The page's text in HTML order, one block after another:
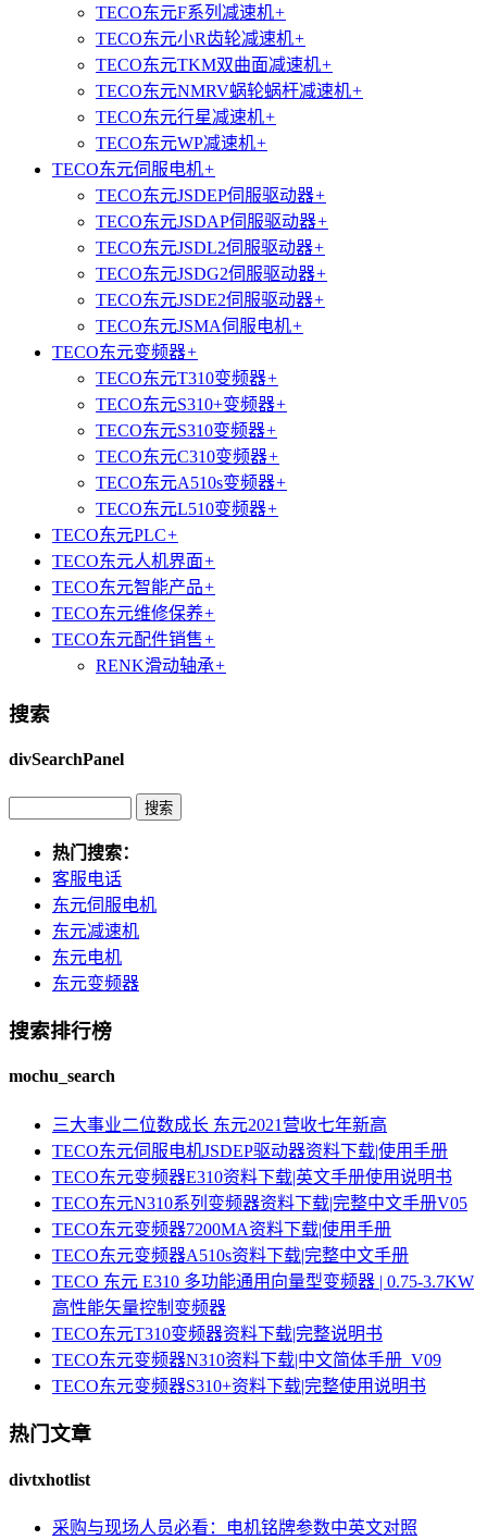
TECO东元F系列减速机+
TECO东元小R齿轮减速机+
TECO东元TKM双曲面减速机+
TECO东元NMRV蜗轮蜗杆减速机+
TECO东元行星减速机+
TECO东元WP减速机+
TECO东元伺服电机+
TECO东元JSDEP伺服驱动器+
TECO东元JSDAP伺服驱动器+
TECO东元JSDL2伺服驱动器+
TECO东元JSDG2伺服驱动器+
TECO东元JSDE2伺服驱动器+
TECO东元JSMA伺服电机+
TECO东元变频器+
TECO东元T310变频器+
TECO东元S310+变频器+
TECO东元S310变频器+
TECO东元C310变频器+
TECO东元A510s变频器+
TECO东元L510变频器+
TECO东元PLC+
TECO东元人机界面+
TECO东元智能产品+
TECO东元维修保养+
TECO东元配件销售+
RENK滑动轴承+
搜索
divSearchPanel
热门搜索：
客服电话
东元伺服电机
东元减速机
东元电机
东元变频器
搜索排行榜
mochu_search
三大事业二位数成长 东元2021营收七年新高
TECO东元伺服电机JSDEP驱动器资料下载|使用手册
TECO东元变频器E310资料下载|英文手册使用说明书
TECO东元N310系列变频器资料下载|完整中文手册V05
TECO东元变频器7200MA资料下载|使用手册
TECO东元变频器A510s资料下载|完整中文手册
TECO 东元 E310 多功能通用向量型变频器 | 0.75-3.7KW
高性能矢量控制变频器
TECO东元T310变频器资料下载|完整说明书
TECO东元变频器N310资料下载|中文简体手册_V09
TECO东元变频器S310+资料下载|完整使用说明书
热门文章
divtxhotlist
采购与现场人员必看：电机铭牌参数中英文对照